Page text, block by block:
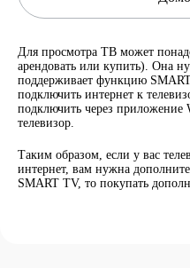
Для просмотра ТВ может
арендовать или купить). Она
поддерживает функцию
подключить интернет к
подключить через приложение
телевизор.
Таким образом, если у вас
интернет, вам нужна
SMART TV, то покупать